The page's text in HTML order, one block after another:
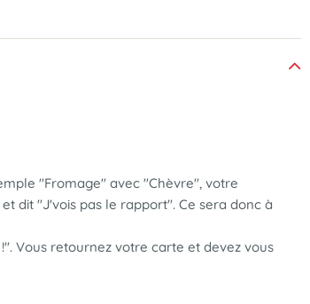
"Fromage" avec "Chèvre", votre
dit "J'vois pas le rapport". Ce sera donc à
Vous retournez votre carte et devez vous